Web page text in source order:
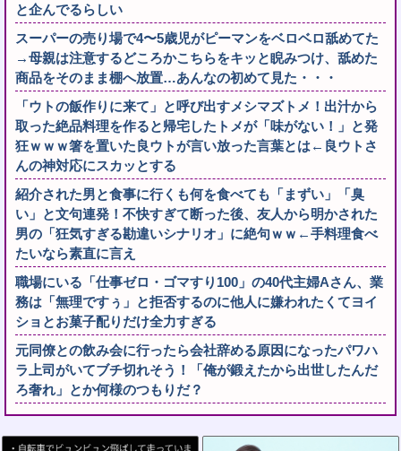
と企んでるらしい
スーパーの売り場で4〜5歳児がピーマンをベロベロ舐めてた
→母親は注意するどころかこちらをキッと睨みつけ、舐めた
商品をそのまま棚へ放置…あんなの初めて見た・・・
「ウトの飯作りに来て」と呼び出すメシマズトメ！出汁から
取った絶品料理を作ると帰宅したトメが「味がない！」と発
狂ｗｗｗ箸を置いた良ウトが言い放った言葉とは←良ウトさ
んの神対応にスカッとする
紹介された男と食事に行くも何を食べても「まずい」「臭
い」と文句連発！不快すぎて断った後、友人から明かされた
男の「狂気すぎる勘違いシナリオ」に絶句ｗｗ←手料理食べ
たいなら素直に言え
職場にいる「仕事ゼロ・ゴマすり100」の40代主婦Aさん、業
務は「無理ですぅ」と拒否するのに他人に嫌われたくてヨイ
ショとお菓子配りだけ全力すぎる
元同僚との飲み会に行ったら会社辞める原因になったパワハ
ラ上司がいてブチ切れそう！「俺が鍛えたから出世したんだ
ろ奢れ」とか何様のつもりだ？